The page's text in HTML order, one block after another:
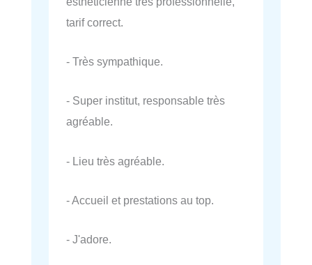
tarif correct.
- Très sympathique.
- Super institut, responsable très
agréable.
- Lieu très agréable.
- Accueil et prestations au top.
- J'adore.